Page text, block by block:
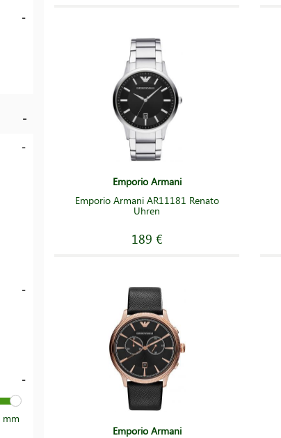
mm
Emporio Armani
Emporio Armani AR11181 Renato
Uhren
189 €
Emporio Armani